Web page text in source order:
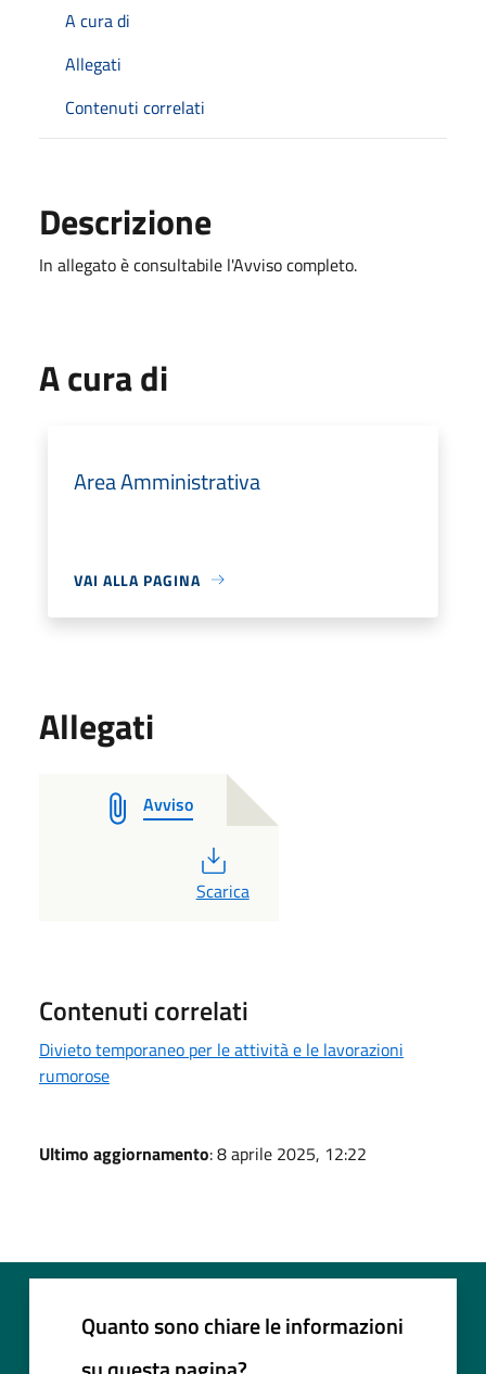
A cura di
Allegati
Contenuti correlati
Descrizione
In allegato è consultabile l'Avviso completo.
A cura di
Area Amministrativa
VAI ALLA PAGINA
Allegati
Avviso
PDF
Scarica
Contenuti correlati
Divieto temporaneo per le attività e le lavorazioni
rumorose
Ultimo aggiornamento: 8 aprile 2025, 12:22
Quanto sono chiare le informazioni